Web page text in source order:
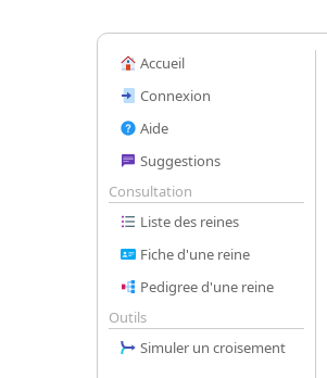
Accueil
Connexion
Aide
Suggestions
Consultation
Liste des reines
Fiche d'une reine
Pedigree d'une reine
Outils
Simuler un croisement